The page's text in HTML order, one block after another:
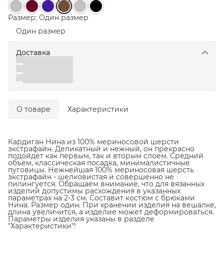
Размер: Один размер
Один размер
Доставка
О товаре Характеристики
Кардиган Нина из 100% мериносовой шерсти
экстрафайн. Деликатный и нежный, он прекрасно
подойдёт как первым, так и вторым слоем. Средний
объём, классическая посадка, минималистичные
пуговицы. Нежнейшая 100% мериносовая шерсть
экстрафайн - шелковистая и совершенно не
пилингуется. Обращаем внимание, что для вязанных
изделий допустимы расхождения в указанных
параметрах на 2-3 см. Составит костюм с брюками
Нина. Размер один. При хранении изделия на вешалке,
длина увеличится, а изделие может деформироваться.
Параметры изделия указаны в разделе
"Характеристики"!